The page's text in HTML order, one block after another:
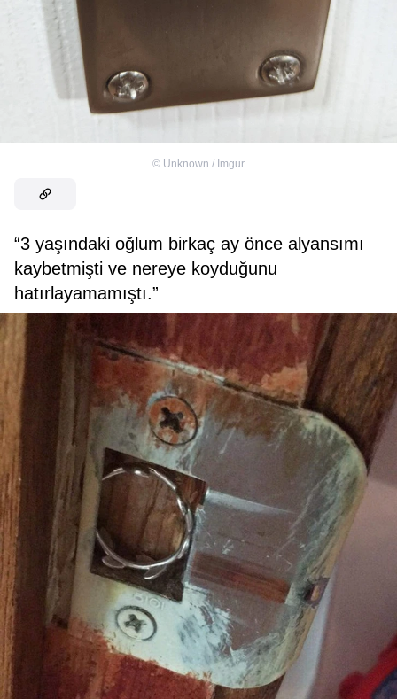
© Unknown / Imgur
“3 yaşındaki oğlum birkaç ay önce alyansımı
kaybetmişti ve nereye koyduğunu
hatırlayamamıştı.”